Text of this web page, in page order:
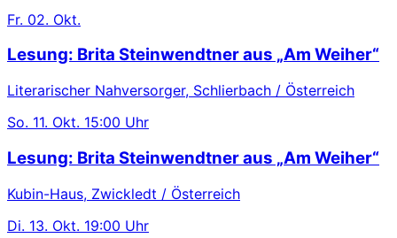
Fr. 02. Okt.
Lesung: Brita Steinwendtner aus „Am Weiher“
Literarischer Nahversorger, Schlierbach / Österreich
So. 11. Okt. 15:00 Uhr
Lesung: Brita Steinwendtner aus „Am Weiher“
Kubin-Haus, Zwickledt / Österreich
Di. 13. Okt. 19:00 Uhr